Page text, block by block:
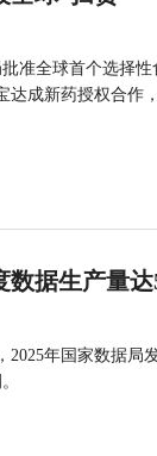
准全球首个选择
达成新药授权合作
数据生产量达
2025年国家数据局